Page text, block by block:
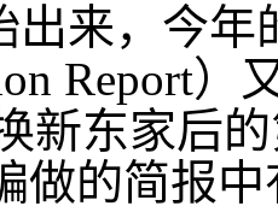
出来，今年
Report
新东家后
做的简报